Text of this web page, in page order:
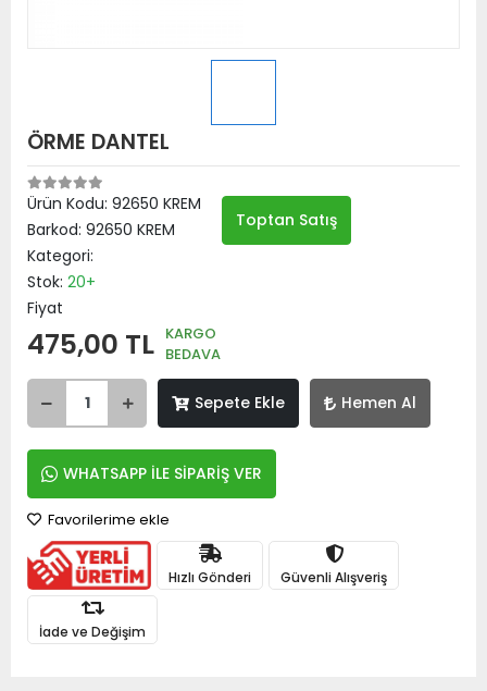
ÖRME DANTEL
Ürün Kodu: 92650 KREM
Barkod: 92650 KREM
Kategori:
Stok: 20+
Fiyat
475,00 TL KARGO
BEDAVA
Sepete Ekle Hemen Al
WHATSAPP İLE SİPARİŞ VER
Toptan Satış
Favorilerime ekle
Hızlı Gönderi Güvenli Alışveriş
İade ve Değişim